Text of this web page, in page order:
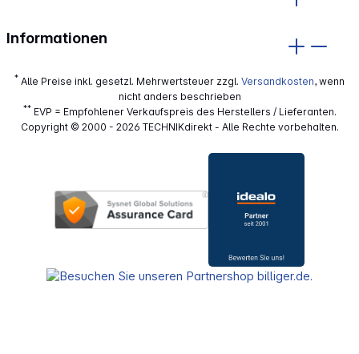
Informationen
* Alle Preise inkl. gesetzl. Mehrwertsteuer zzgl. Versandkosten, wenn
nicht anders beschrieben
**EVP = Empfohlener Verkaufspreis des Herstellers / Lieferanten.
Copyright © 2000 - 2026 TECHNIKdirekt - Alle Rechte vorbehalten.